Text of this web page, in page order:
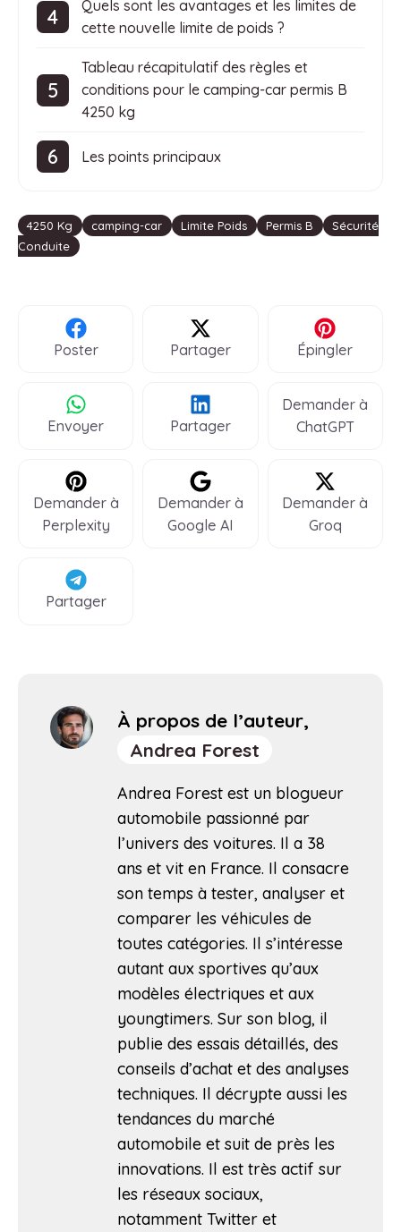
Quels sont les avantages et les limites de
cette nouvelle limite de poids ?
Tableau récapitulatif des règles et
conditions pour le camping-car permis B
4250 kg
Les points principaux
Étiquettes
4250 Kg camping-car Limite Poids Permis B
Sécurité
Conduite
Poster Partager Épingler
Envoyer Partager
Demander à
ChatGPT
Demander à
Perplexity
Demander à
Google AI
Demander à
Groq
Partager
À propos de l’auteur,
Andrea Forest
Andrea Forest est un blogueur
automobile passionné par
l’univers des voitures. Il a 38
ans et vit en France. Il consacre
son temps à tester, analyser et
comparer les véhicules de
toutes catégories. Il s’intéresse
autant aux sportives qu’aux
modèles électriques et aux
youngtimers. Sur son blog, il
publie des essais détaillés, des
conseils d’achat et des analyses
techniques. Il décrypte aussi les
tendances du marché
automobile et suit de près les
innovations. Il est très actif sur
les réseaux sociaux,
notamment Twitter et